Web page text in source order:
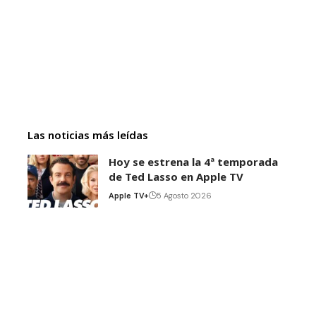
Las noticias más leídas
Hoy se estrena la 4ª temporada
de Ted Lasso en Apple TV
Apple TV+ 5 Agosto 2026